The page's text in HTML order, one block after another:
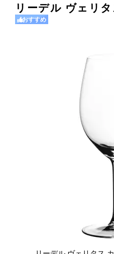
リーデル ヴェリ
おすすめ